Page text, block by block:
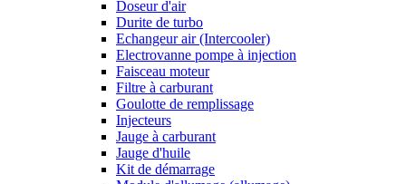
Doseur d'air
Durite de turbo
Echangeur air (Intercooler)
Electrovanne pompe à injection
Faisceau moteur
Filtre à carburant
Goulotte de remplissage
Injecteurs
Jauge à carburant
Jauge d'huile
Kit de démarrage